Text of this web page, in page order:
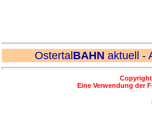
Ostertal BAHN aktuell -
Eine Verwendung der